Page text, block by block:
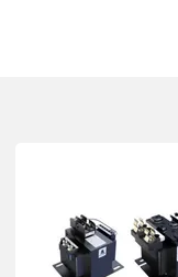
床头专用总线制分